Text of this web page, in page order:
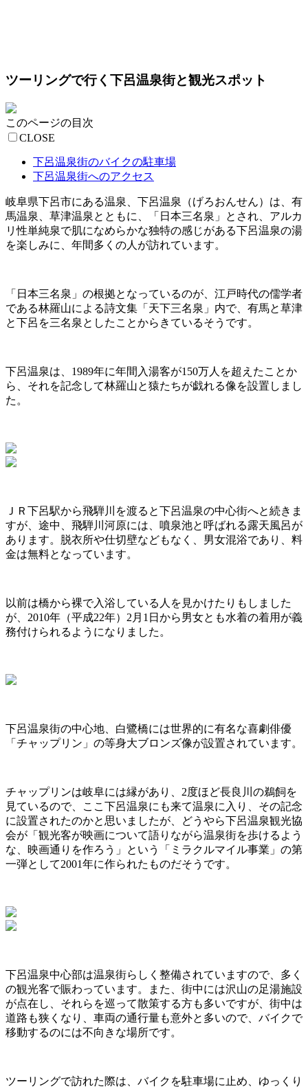
ツーリングで行く下呂温泉街と観光スポット
このページの目次
CLOSE
下呂温泉街のバイクの駐車場
下呂温泉街へのアクセス
岐阜県下呂市にある温泉、下呂温泉（げろおんせん）は、有
馬温泉、草津温泉とともに、「日本三名泉」とされ、アルカ
リ性単純泉で肌になめらかな独特の感じがある下呂温泉の湯
を楽しみに、年間多くの人が訪れています。
「日本三名泉」の根拠となっているのが、江戸時代の儒学者
である林羅山による詩文集「天下三名泉」内で、有馬と草津
と下呂を三名泉としたことからきているそうです。
下呂温泉は、1989年に年間入湯客が150万人を超えたことか
ら、それを記念して林羅山と猿たちが戯れる像を設置しまし
た。
ＪＲ下呂駅から飛騨川を渡ると下呂温泉の中心街へと続きま
すが、途中、飛騨川河原には、噴泉池と呼ばれる露天風呂が
あります。脱衣所や仕切壁などもなく、男女混浴であり、料
金は無料となっています。
以前は橋から裸で入浴している人を見かけたりもしました
が、2010年（平成22年）2月1日から男女とも水着の着用が義
務付けられるようになりました。
下呂温泉街の中心地、白鷺橋には世界的に有名な喜劇俳優
「チャップリン」の等身大ブロンズ像が設置されています。
チャップリンは岐阜には縁があり、2度ほど長良川の鵜飼を
見ているので、ここ下呂温泉にも来て温泉に入り、その記念
に設置されたのかと思いましたが、どうやら下呂温泉観光協
会が「観光客が映画について語りながら温泉街を歩けるよう
な、映画通りを作ろう」という「ミラクルマイル事業」の第
一弾として2001年に作られたものだそうです。
下呂温泉中心部は温泉街らしく整備されていますので、多く
の観光客で賑わっています。また、街中には沢山の足湯施設
が点在し、それらを巡って散策する方も多いですが、街中は
道路も狭くなり、車両の通行量も意外と多いので、バイクで
移動するのには不向きな場所です。
ツーリングで訪れた際は、バイクを駐車場に止め、ゆっくり